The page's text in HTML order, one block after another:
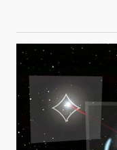
navegación